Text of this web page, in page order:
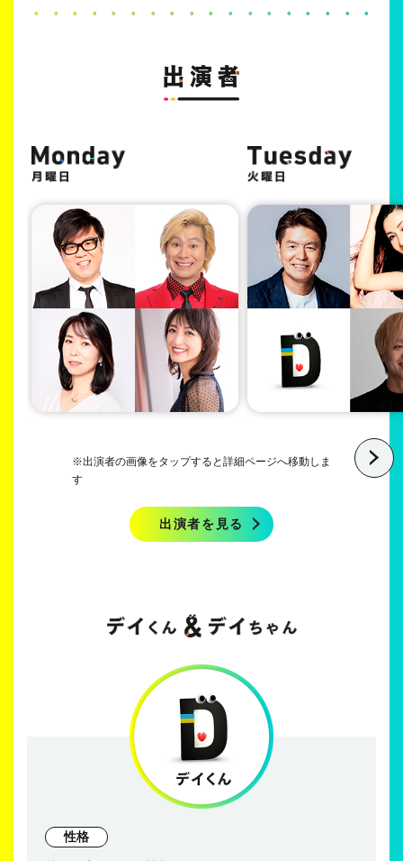
・・・・・・・・・・・・・・・・・・
※出演者の画像をタップすると詳細ページへ移動しま
す
出演者を見る
性格